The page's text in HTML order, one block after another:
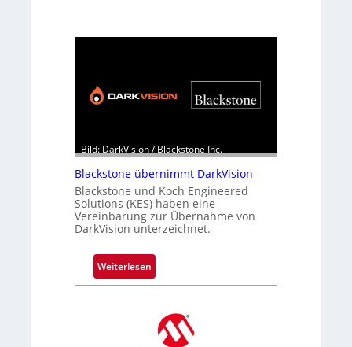
Bild: DarkVision / Blackstone Inc.
Blackstone übernimmt DarkVision
Blackstone und Koch Engineered
Solutions (KES) haben eine
Vereinbarung zur Übernahme von
DarkVision unterzeichnet.
Weiterlesen:
B